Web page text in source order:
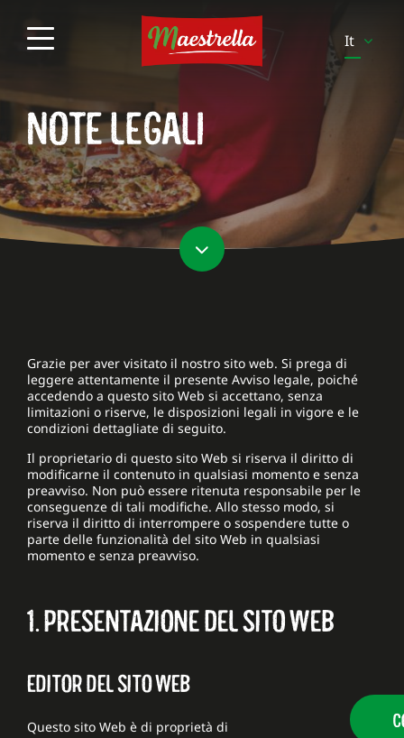
It
Sv
Fi
NOTE LEGALI
Grazie per aver visitato il nostro sito web. Si prega di
leggere attentamente il presente Avviso legale, poiché
accedendo a questo sito Web si accettano, senza
limitazioni o riserve, le disposizioni legali in vigore e le
condizioni dettagliate di seguito.
Il proprietario di questo sito Web si riserva il diritto di
modificarne il contenuto in qualsiasi momento e senza
preavviso. Non può essere ritenuta responsabile per le
conseguenze di tali modifiche. Allo stesso modo, si
riserva il diritto di interrompere o sospendere tutte o
parte delle funzionalità del sito Web in qualsiasi
momento e senza preavviso.
1. PRESENTAZIONE DEL SITO WEB
EDITOR DEL SITO WEB
Questo sito Web è di proprietà di